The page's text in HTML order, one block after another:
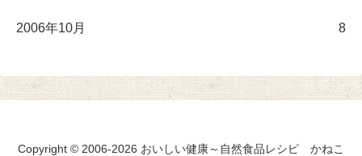
2006年10月 8
Copyright © 2006-2026 おいしい健康～自然食品レシピ かねこ